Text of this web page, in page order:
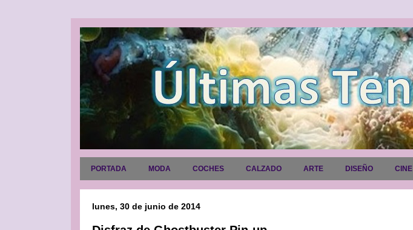
PORTADA MODA COCHES CALZADO ARTE DISEÑO CINE
lunes, 30 de junio de 2014